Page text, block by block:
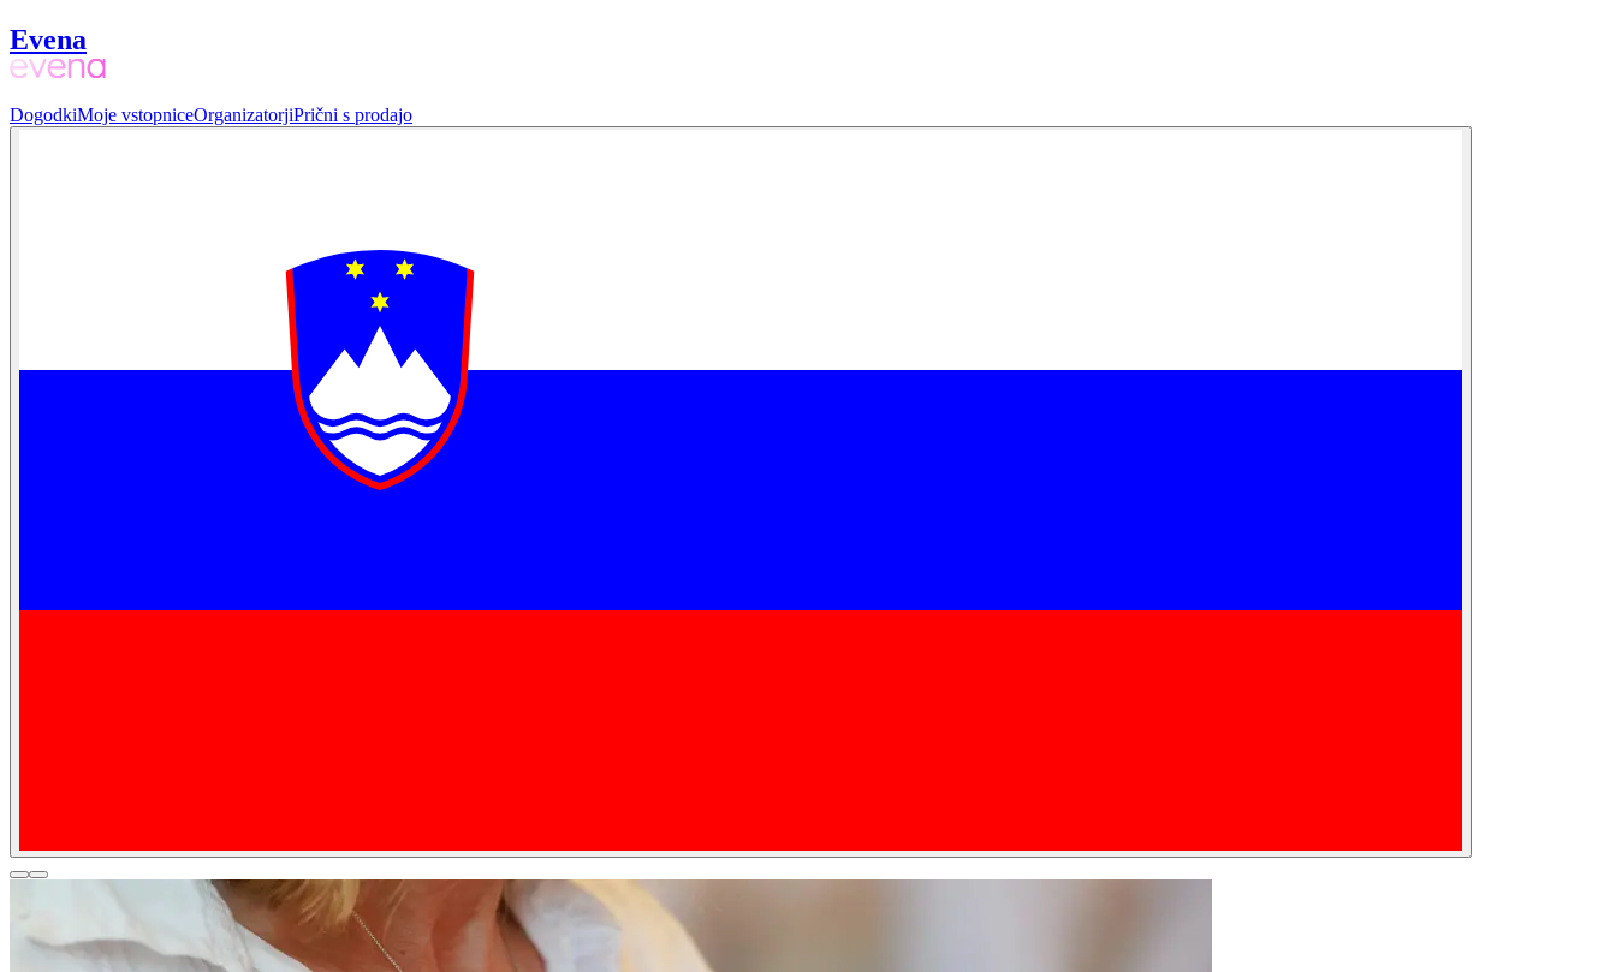
Evena
DogodkiMoje vstopniceOrganizatorjiPrični s prodajo